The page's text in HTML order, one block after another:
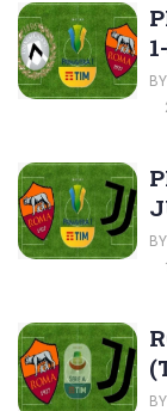
BY
BY
BY